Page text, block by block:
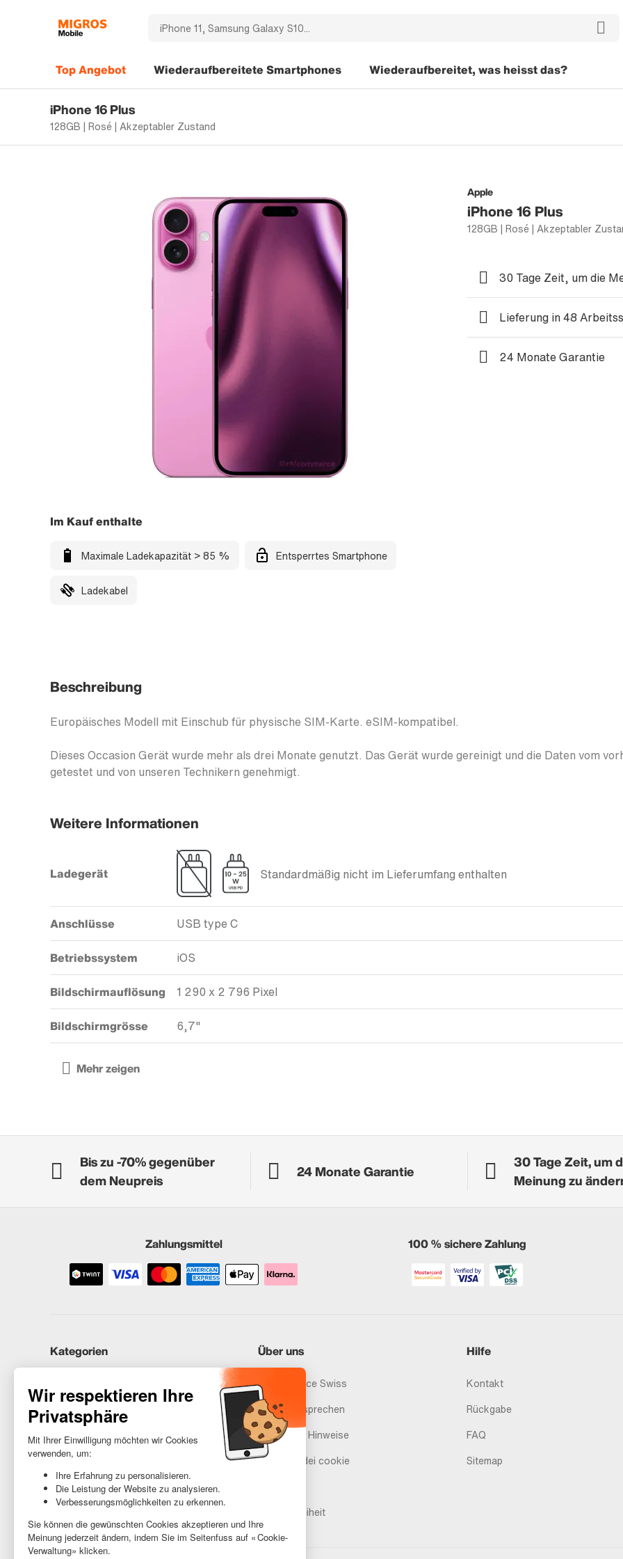
Top Angebot Wiederaufbereitete Smartphones Wiederaufbereitet, was heisst das?
iPhone 16 Plus
128GB | Rosé | Akzeptabler Zustand
Apple
iPhone 16 Plus
128GB | Rosé | Akzeptabler
Im Kauf enthalte
Maximale Ladekapazität > 85 % Entsperrtes Smartphone
Ladekabel
30 Tage Zeit, um die
Lieferung in 48
24 Monate Garantie
Beschreibung
Europäisches Modell mit Einschub für physische SIM-Karte. eSIM-kompatibel.
Dieses Occasion Gerät wurde mehr als drei Monate genutzt. Das Gerät wurde gereinigt und die Daten vom
getestet und von unseren Technikern genehmigt.
Weitere Informationen
Ladegerät Standardmäßig nicht im Lieferumfang enthalten
Anschlüsse USB type C
Betriebssystem iOS
Bildschirmauflösung 1 290 x 2 796 Pixel
Bildschirmgrösse 6,7"
Bis zu -70% gegenüber
dem Neupreis
24 Monate Garantie
30 Tage Zeit, um
Meinung zu
Zahlungsmittel 100 % sichere Zahlung
Kategorien
Samsung
Huawei
Benötigst du Hilfe?
Über uns
Recommerce Swiss
Unser Versprechen
Rechtliche Hinweise
Gestione dei cookie
Barrierefreiheit
Hilfe
Kontakt
Rückgabe
FAQ
Sitemap